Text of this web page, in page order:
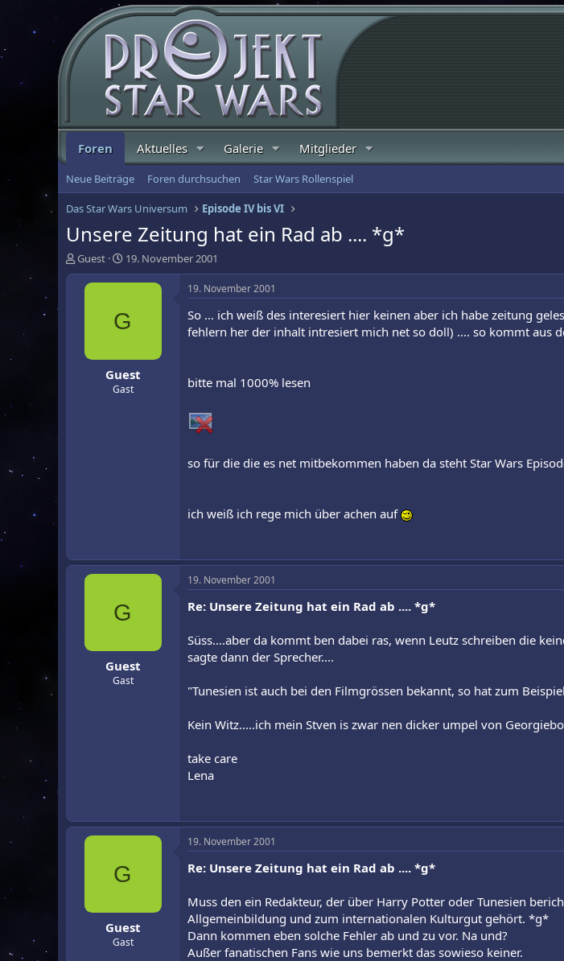
Foren Aktuelles Galerie Mitglieder
Neue Beiträge Foren durchsuchen Star Wars Rollenspiel
Das Star Wars Universum Episode IV bis VI
Unsere Zeitung hat ein Rad ab .... *g*
E
r
Guest
E
r
s
e
l
t
a
m
19. November 2001
G
Guest
Gast
19. November 2001
So ... ich weiß des interesiert hier keinen aber ich habe zeitung
fehlern her der inhalt intresiert mich net so doll) .... so kommt aus
bitte mal 1000% lesen
so für die die es net mitbekommen haben da steht Star Wars
ich weiß ich rege mich über achen auf
G
Guest
Gast
19. November 2001
Re: Unsere Zeitung hat ein Rad ab .... *g*
Süss....aber da kommt ben dabei ras, wenn Leutz schreiben die
sagte dann der Sprecher....
"Tunesien ist auch bei den Filmgrössen bekannt, so hat zum
Kein Witz.....ich mein Stven is zwar nen dicker umpel von
take care
Lena
G
Guest
Gast
19. November 2001
Re: Unsere Zeitung hat ein Rad ab .... *g*
Muss den ein Redakteur, der über Harry Potter oder Tunesien
Allgemeinbildung und zum internationalen Kulturgut gehört. *g*
Dann kommen eben solche Fehler ab und zu vor. Na und?
Außer fanatischen Fans wie uns bemerkt das sowieso keiner.